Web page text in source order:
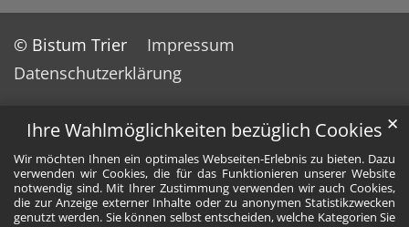
Ihre Wahlmöglichkeiten bezüglich Cookies
Wir möchten Ihnen ein optimales Webseiten-Erlebnis zu bieten. Dazu
verwenden wir Cookies, die für das Funktionieren unserer Website
notwendig sind. Mit Ihrer Zustimmung verwenden wir auch Cookies,
die zur Anzeige externer Inhalte oder zu anonymen Statistikzwecken
genutzt werden. Sie können selbst entscheiden, welche Kategorien Sie
✕
© Bistum Trier
Impressum
Datenschutzerklärung